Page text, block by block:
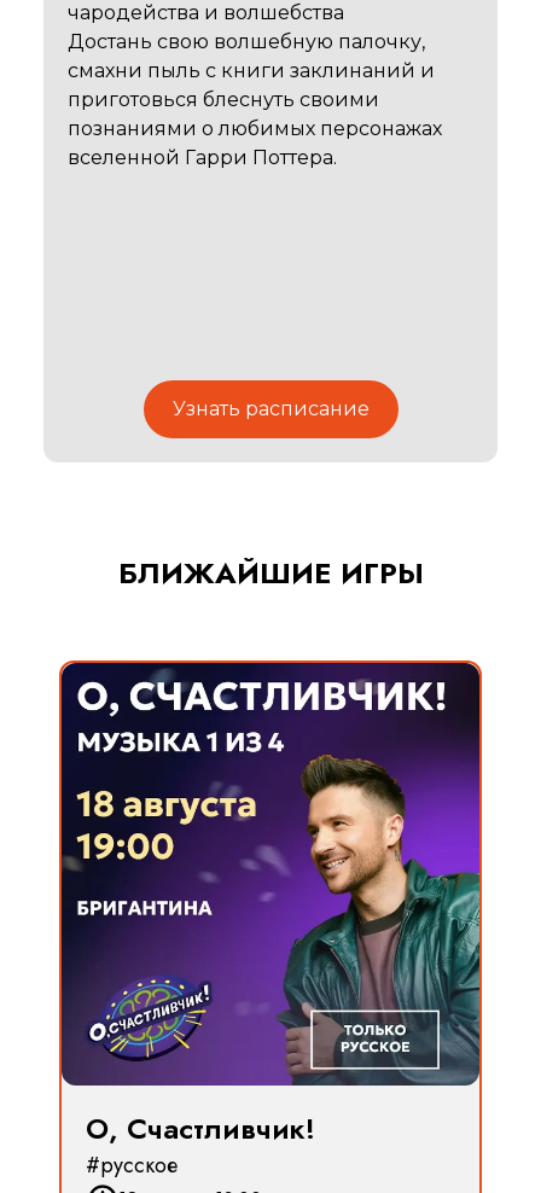
чародейства и волшебства
Достань свою волшебную палочку,
смахни пыль с книги заклинаний и
приготовься блеснуть своими
познаниями о любимых персонажах
вселенной Гарри Поттера.
Узнать расписание
БЛИЖАЙШИЕ ИГРЫ
О, Счастливчик!
#русское